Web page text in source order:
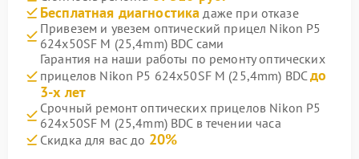
Бесплатная диагностика даже при отказе
Привезем и увезем оптический прицел Nikon P5
624x50SF M (25,4mm) BDC сами
Гарантия на наши работы по ремонту оптических
прицелов Nikon P5 624x50SF M (25,4mm) BDCдо
3-х лет
Срочный ремонт оптических прицелов Nikon P5
624x50SF M (25,4mm) BDC в течении часа
Скидка для вас до 20%